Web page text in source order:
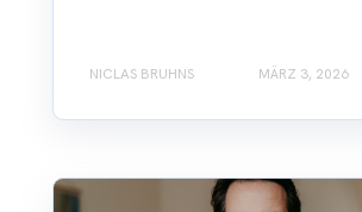
NICLAS BRUHNS MÄRZ 3, 2026